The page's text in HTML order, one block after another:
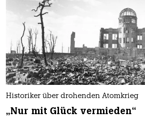
Historiker über drohenden Atomkrieg
„Nur mit Glück vermieden“